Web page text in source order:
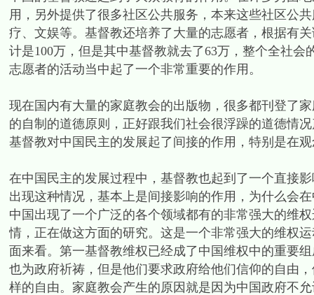
用，另外提供了很多社区公共服务，本来这些社区公
疗、文娱等。基督教还培养了大量的志愿者，根据有
计是100万，但是其中基督教就去了63万，整个全社
志愿者的活动当中起了一个非常重要的作用。
现在国内有大量的家庭教会的出版物，很多都刊登了
的自制的道德原则，正好跟我们社会很浮躁的道德情
基督教对中国民主的发展起了间接的作用，特别是在
在中国民主的发展过程中，基督教也起到了一个直接
出现这种情况，基本上是间接影响的作用，为什么会
中国出现了一个广泛的各个领域都有的非常强大的维
情，正在做这方面的研究。这是一个非常强大的维权
面来看。第一基督教维权已经成了中国维权中的重要
也为政府祈祷，但是他们要求政府给他们信仰的自由
样的自由。家庭教会产生的原因就是因为中国政府不